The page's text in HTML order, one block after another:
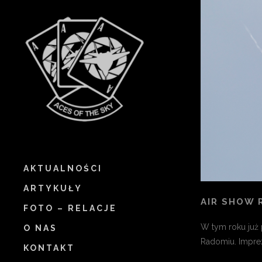
AKTUALNOŚCI
ARTYKUŁY
FOTO – RELACJE
O NAS
KONTAKT
AIR SHOW
W tym roku już
Radomiu.